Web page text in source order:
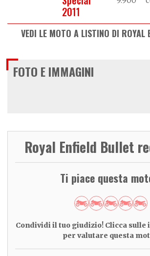
2011
VEDI LE MOTO A LISTINO DI ROYAL
FOTO E IMMAGINI
Royal Enfield Bullet
Ti piace questa
Condividi il tuo giudizio! Clicca sulle
per valutare questa